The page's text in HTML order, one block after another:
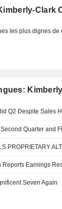
Clark
Q2 Despite Sales
Seven Again